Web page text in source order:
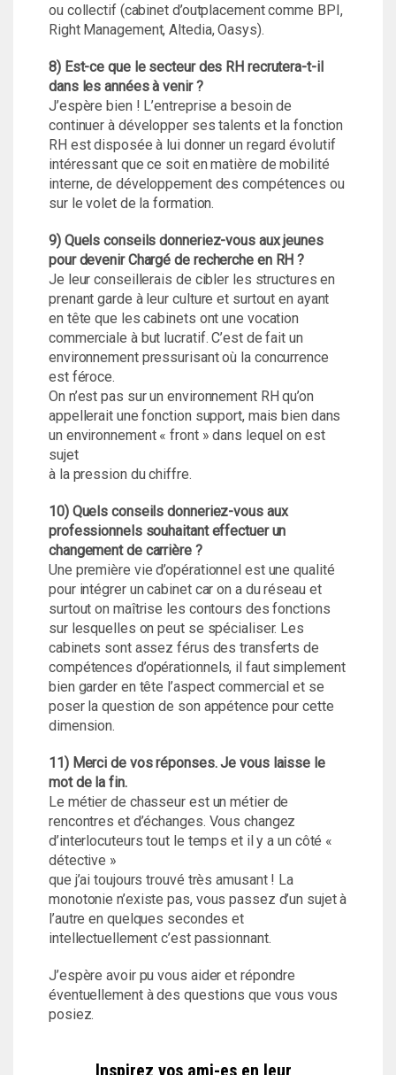
ou collectif (cabinet d’outplacement comme BPI,
Right Management, Altedia, Oasys).
8) Est-ce que le secteur des RH recrutera-t-il
dans les années à venir ?
J’espère bien ! L’entreprise a besoin de
continuer à développer ses talents et la fonction
RH est disposée à lui donner un regard évolutif
intéressant que ce soit en matière de mobilité
interne, de développement des compétences ou
sur le volet de la formation.
9) Quels conseils donneriez-vous aux jeunes
pour devenir Chargé de recherche en RH ?
Je leur conseillerais de cibler les structures en
prenant garde à leur culture et surtout en ayant
en tête que les cabinets ont une vocation
commerciale à but lucratif. C’est de fait un
environnement pressurisant où la concurrence
est féroce.
On n’est pas sur un environnement RH qu’on
appellerait une fonction support, mais bien dans
un environnement « front » dans lequel on est
sujet
à la pression du chiffre.
10) Quels conseils donneriez-vous aux
professionnels souhaitant effectuer un
changement de carrière ?
Une première vie d’opérationnel est une qualité
pour intégrer un cabinet car on a du réseau et
surtout on maîtrise les contours des fonctions
sur lesquelles on peut se spécialiser. Les
cabinets sont assez férus des transferts de
compétences d’opérationnels, il faut simplement
bien garder en tête l’aspect commercial et se
poser la question de son appétence pour cette
dimension.
11) Merci de vos réponses. Je vous laisse le
mot de la fin.
Le métier de chasseur est un métier de
rencontres et d’échanges. Vous changez
d’interlocuteurs tout le temps et il y a un côté «
détective »
que j’ai toujours trouvé très amusant ! La
monotonie n’existe pas, vous passez d’un sujet à
l’autre en quelques secondes et
intellectuellement c’est passionnant.
J’espère avoir pu vous aider et répondre
éventuellement à des questions que vous vous
posiez.
Inspirez vos ami-es en leur